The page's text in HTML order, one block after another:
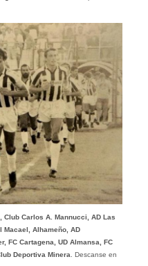
Club Carlos A. Mannucci, AD Las
Macael, Alhameño, AD
FC Cartagena, UD Almansa, FC
Deportiva Minera . Descanse en